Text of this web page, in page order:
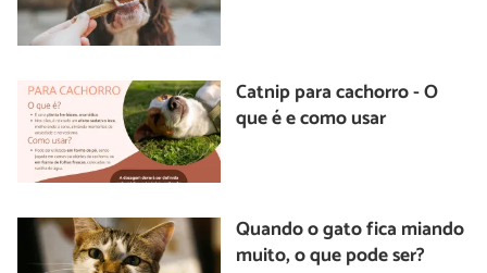
Catnip para cachorro - O
que é e como usar
Quando o gato fica miando
muito, o que pode ser?